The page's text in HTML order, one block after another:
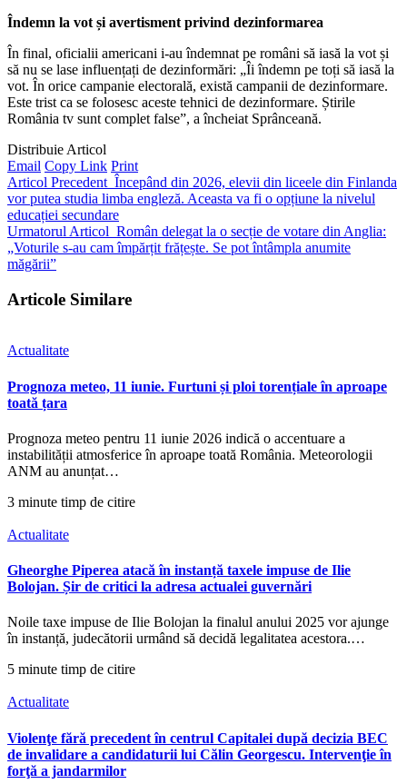
Îndemn la vot și avertisment privind dezinformarea
În final, oficialii americani i-au îndemnat pe români să iasă la vot și
să nu se lase influențați de dezinformări: „Îi îndemn pe toți să iasă la
vot. În orice campanie electorală, există campanii de dezinformare.
Este trist ca se folosesc aceste tehnici de dezinformare. Știrile
România tv sunt complet false”, a încheiat Sprânceană.
Distribuie Articol
Email Copy Link Print
Articol Precedent Începând din 2026, elevii din liceele din Finlanda
vor putea studia limba engleză. Aceasta va fi o opțiune la nivelul
educației secundare
Urmatorul Articol Român delegat la o secție de votare din Anglia:
„Voturile s-au cam împărțit frățește. Se pot întâmpla anumite
măgării”
Articole Similare
Actualitate
Prognoza meteo, 11 iunie. Furtuni și ploi torențiale în aproape
toată țara
Prognoza meteo pentru 11 iunie 2026 indică o accentuare a
instabilității atmosferice în aproape toată România. Meteorologii
ANM au anunțat…
3 minute timp de citire
Actualitate
Gheorghe Piperea atacă în instanță taxele impuse de Ilie
Bolojan. Șir de critici la adresa actualei guvernări
Noile taxe impuse de Ilie Bolojan la finalul anului 2025 vor ajunge
în instanță, judecătorii urmând să decidă legalitatea acestora.…
5 minute timp de citire
Actualitate
Violenţe fără precedent în centrul Capitalei după decizia BEC
de invalidare a candidaturii lui Călin Georgescu. Intervenţie în
forţă a jandarmilor